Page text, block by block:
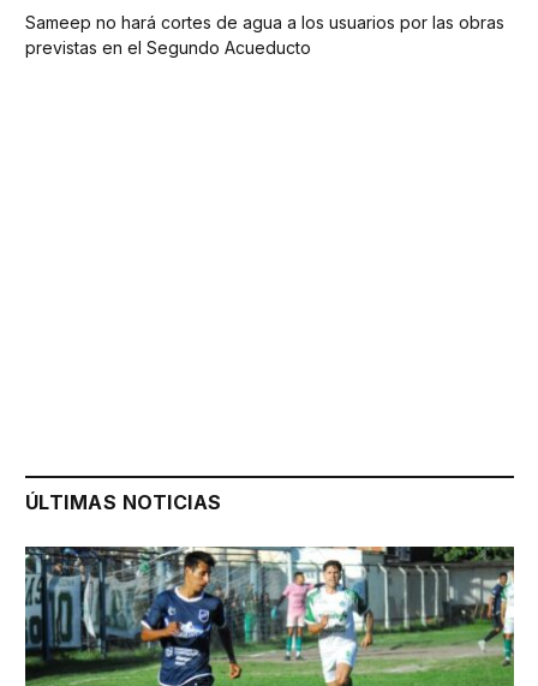
Sameep no hará cortes de agua a los usuarios por las obras
previstas en el Segundo Acueducto
ÚLTIMAS NOTICIAS